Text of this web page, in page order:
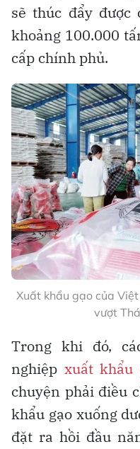
sẽ thúc đẩy được
khoảng 100.000
cấp chính phủ.
Xuất khẩu gạo của
vượt
Trong khi đó,
nghiệp xuất khẩu
chuyện phải điều
khẩu gạo xuống
đặt ra hồi đầu